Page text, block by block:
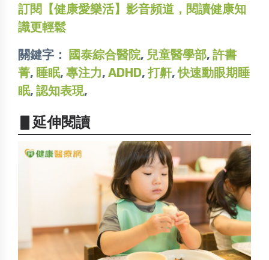
訂閱【健康愛樂活】影音頻道，閱讀健康知
識更輕鬆
關鍵字：
國泰綜合醫院, 兒童醫學部, 許書
菁, 睡眠, 專注力, ADHD, 打鼾,快速動眼期睡
眠, 認知表現,
▋延伸閱讀